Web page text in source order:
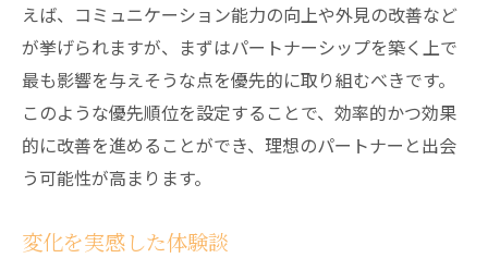
えば、コミュニケーション能力の向上や外見の改善など
が挙げられますが、まずはパートナーシップを築く上で
最も影響を与えそうな点を優先的に取り組むべきです。
このような優先順位を設定することで、効率的かつ効果
的に改善を進めることができ、理想のパートナーと出会
う可能性が高まります。
変化を実感した体験談